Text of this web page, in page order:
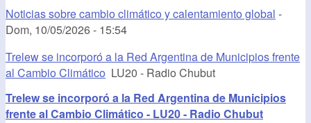
Noticias sobre cambio climático y calentamiento global -
Dom, 10/05/2026 - 15:54
Trelew se incorporó a la Red Argentina de Municipios frente
al Cambio Climático LU20 - Radio Chubut
Trelew se incorporó a la Red Argentina de Municipios
frente al Cambio Climático - LU20 - Radio Chubut